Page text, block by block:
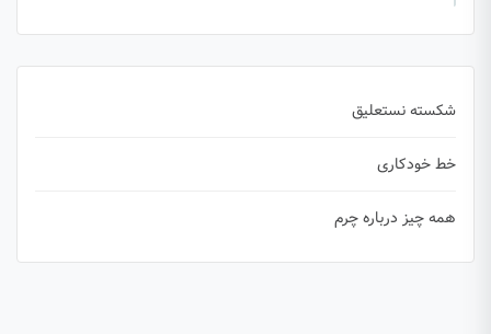
شکسته نستعلیق
خط خودکاری
همه چیز درباره چرم